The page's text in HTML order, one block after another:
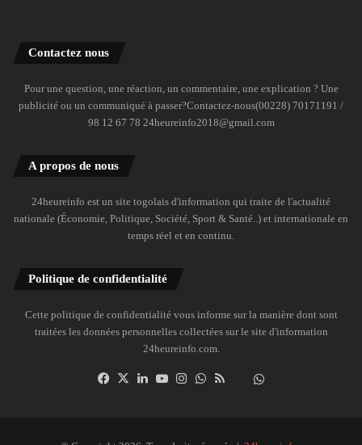
Contactez nous
Pour une question, une réaction, un commentaire, une explication ? Une
publicité ou un communiqué à passer?Contactez-nous(00228) 70171191 /
98 12 67 78 24heureinfo2018@gmail.com
A propos de nous
24heureinfo est un site togolais d'information qui traite de l'actualité
nationale (Économie, Politique, Société, Sport & Santé..) et internationale en
temps réel et en continu.
Politique de confidentialité
Cette politique de confidentialité vous informe sur la manière dont sont
traitées les données personnelles collectées sur le site d'information
24heureinfo.com.
Facebook
X LinkedinYouTubeInstagramWhatsAppDailymotion